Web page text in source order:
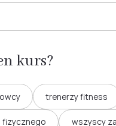
kurs?
trenerzy fitness
fizycznego wszyscy